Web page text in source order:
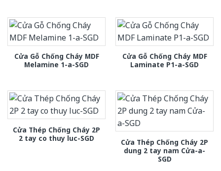
Cửa Gỗ Chống Cháy MDF
Melamine 1-a-SGD
Cửa Gỗ Chống Cháy MDF
Laminate P1-a-SGD
Cửa Thép Chống Cháy 2P
2 tay co thuy luc-SGD
Cửa Thép Chống Cháy 2P
dung 2 tay nam Cửa-a-
SGD